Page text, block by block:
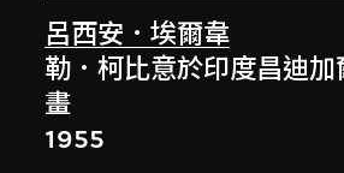
呂西安．埃爾韋
勒．柯比意於印度昌迪
畫
1955